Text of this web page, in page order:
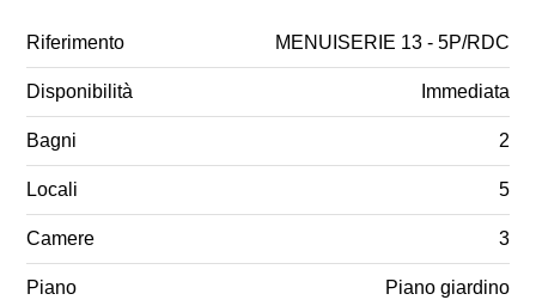
Riferimento MENUISERIE 13 - 5P/RDC
Disponibilità Immediata
Bagni 2
Locali 5
Camere 3
Piano Piano giardino